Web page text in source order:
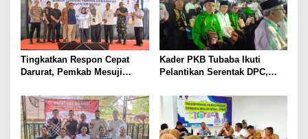
Tingkatkan Respon Cepat
Darurat, Pemkab Mesuji
Layanan Nomor Tunggal 112
Kader PKB Tubaba Ikuti
Pelantikan Serentak DPC,
Perkuat Konsolidasi Partai